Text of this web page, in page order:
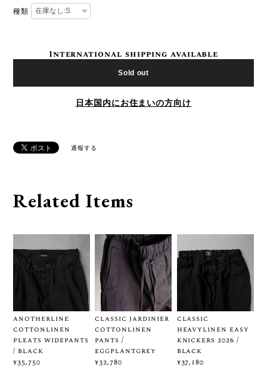
種類
International shipping available
Sold out
日本国内にお住まいの方向け
通報する
Related Items
anotherline
cottonlinen
pleats widepants
/ black
¥35,750
classic jardinier
cottonlinen
pants /
eggplantgrey
¥32,780
classic
heavylinen easy
knickers 2026 /
black
¥37,180